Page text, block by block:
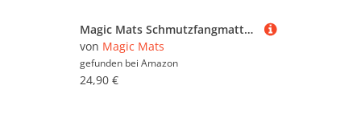
Magic Mats Schmutzfangmatte Türmatte Bern Farbe Braun ca. 80 x 120 cm
von Magic Mats
gefunden bei Amazon
24,90 €